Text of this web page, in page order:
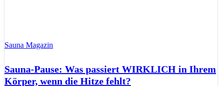
Sauna Magazin
Sauna-Pause: Was passiert WIRKLICH in Ihrem
Körper, wenn die Hitze fehlt?